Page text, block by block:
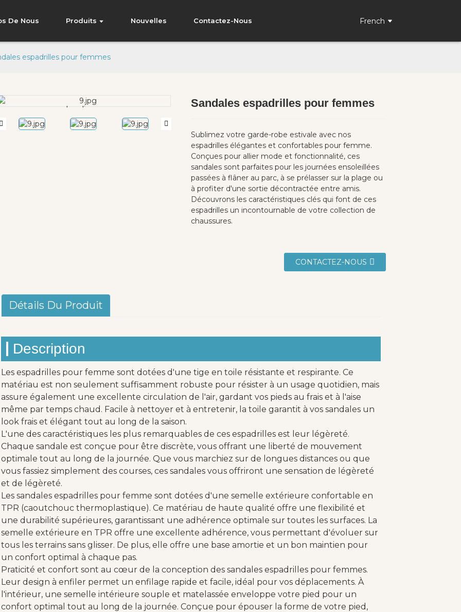
De Nous Produits Nouvelles Contactez-Nous French
espadrilles pour femmes
Loading...
Loading... Loading...
Loading...
Sandales espadrilles pour femmes
Sublimez votre garde-robe estivale avec nos
espadrilles élégantes et confortables pour femme.
Conçues pour allier mode et fonctionnalité, ces
sandales sont parfaites pour les journées ensoleillées
passées à flâner au parc, à se prélasser sur la plage ou
à profiter d'une sortie décontractée entre amis.
Découvrons les caractéristiques clés qui font de ces
espadrilles un incontournable de votre collection de
chaussures.
CONTACTEZ-NOUS
Détails Du Produit
Description
Les espadrilles pour femme sont dotées d'une tige en toile résistante et respirante. Ce
matériau est non seulement suffisamment robuste pour résister à un usage quotidien, mais
assure également une excellente circulation de l'air, gardant vos pieds au frais et à l'aise
même par temps chaud. Facile à nettoyer et à entretenir, la toile garantit à vos sandales un
look frais et élégant tout au long de la saison.
L'une des caractéristiques les plus remarquables de ces espadrilles est leur légèreté.
Chaque sandale est conçue pour être discrète, vous offrant une liberté de mouvement
optimale tout au long de la journée. Que vous marchiez sur de longues distances ou que
vous fassiez simplement des courses, ces sandales vous offriront une sensation de légèreté
et de légèreté.
Les sandales espadrilles pour femme sont dotées d'une semelle extérieure confortable en
TPR (caoutchouc thermoplastique). Ce matériau de haute qualité offre une flexibilité et
une durabilité supérieures, garantissant une adhérence optimale sur toutes les surfaces. La
semelle extérieure en TPR offre une excellente adhérence, vous permettant d'évoluer sur
tous les terrains sans glisser. De plus, elle offre une base amortie et un bon maintien pour
un confort optimal à chaque pas.
Praticité et confort sont au cœur de la conception des sandales espadrilles pour femmes.
Leur design à enfiler permet un enfilage rapide et facile, idéal pour vos déplacements. À
l'intérieur, une semelle intérieure souple et matelassée enveloppe votre pied pour un
confort optimal tout au long de la journée. Conçue pour épouser la forme de votre pied,